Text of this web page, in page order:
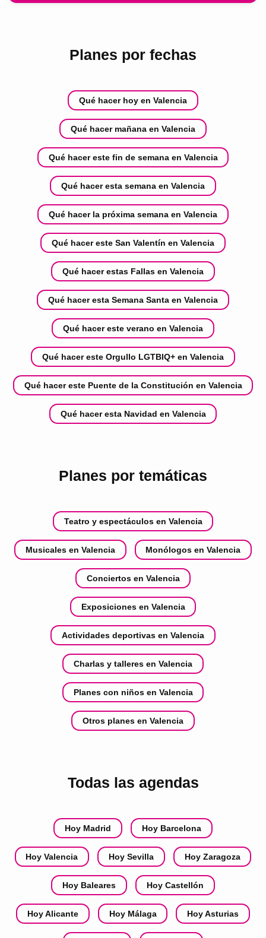
Planes por fechas
Qué hacer hoy en Valencia
Qué hacer mañana en Valencia
Qué hacer este fin de semana en Valencia
Qué hacer esta semana en Valencia
Qué hacer la próxima semana en Valencia
Qué hacer este San Valentín en Valencia
Qué hacer estas Fallas en Valencia
Qué hacer esta Semana Santa en Valencia
Qué hacer este verano en Valencia
Qué hacer este Orgullo LGTBIQ+ en Valencia
Qué hacer este Puente de la Constitución en Valencia
Qué hacer esta Navidad en Valencia
Planes por temáticas
Teatro y espectáculos en Valencia
Musicales en Valencia Monólogos en Valencia
Conciertos en Valencia
Exposiciones en Valencia
Actividades deportivas en Valencia
Charlas y talleres en Valencia
Planes con niños en Valencia
Otros planes en Valencia
Todas las agendas
Hoy Madrid Hoy Barcelona
Hoy Valencia Hoy Sevilla Hoy Zaragoza
Hoy Baleares Hoy Castellón
Hoy Alicante Hoy Málaga Hoy Asturias